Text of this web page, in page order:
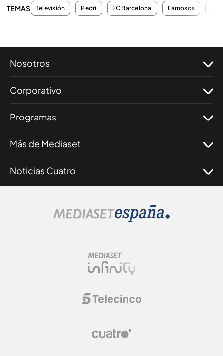
TEMAS Televisión Pedri FC Barcelona Famosos
Nosotros
Corporativo
Programas
Más de Mediaset
Noticias Cuatro